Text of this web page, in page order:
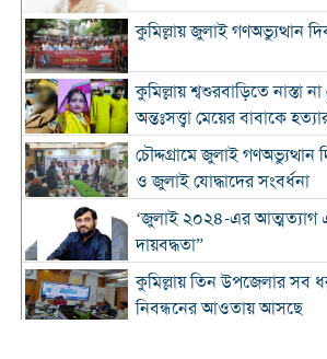
কুমিল্লায় জুলাই গণঅভ্যুত্থান
কুমিল্লায় শ্বশুরবাড়িতে নাস্তা
অন্তঃসত্ত্বা মেয়ের বাবাকে
চৌদ্দগ্রামে জুলাই
ও জুলাই যোদ্ধাদের সংবর্ধনা
‘জুলাই ২০২৪-এর আত্মত্যাগ
দায়বদ্ধতা”
কুমিল্লায় তিন উপজেলার সব
নিবন্ধনের আওতায় আসছে